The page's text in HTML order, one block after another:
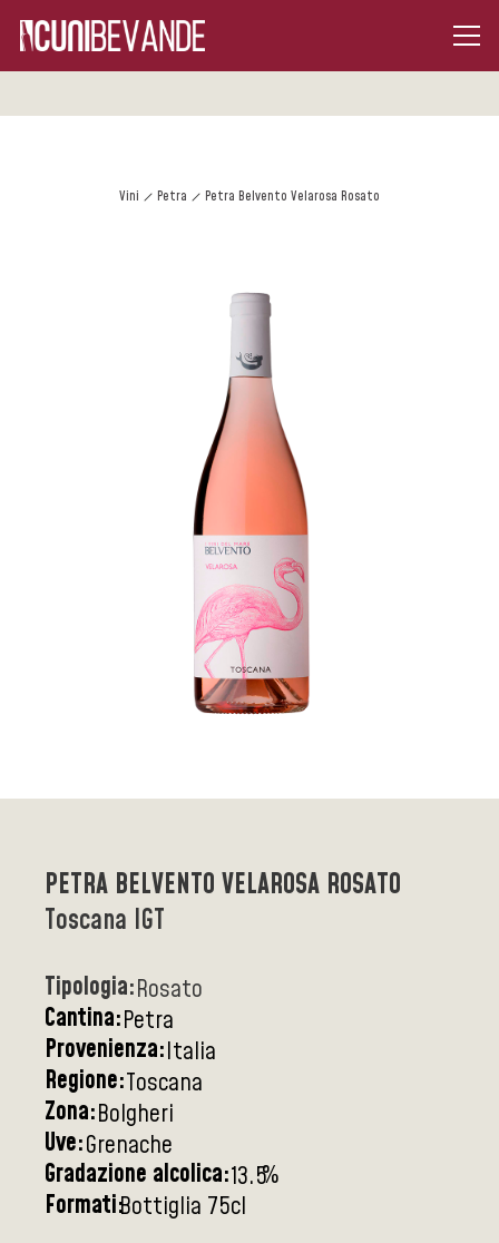
Vini Petra Petra Belvento Velarosa Rosato
PETRA BELVENTO VELAROSA ROSATO
Toscana IGT
Tipologia:Rosato
Cantina:Petra
Provenienza:Italia
Regione:Toscana
Zona:Bolgheri
Uve:Grenache
Gradazione alcolica:13.5%
Formati:Bottiglia 75cl